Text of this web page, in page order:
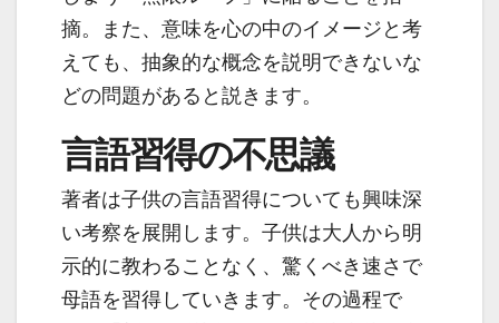
摘。また、意味を心の中のイメージと考
えても、抽象的な概念を説明できないな
どの問題があると説きます。
言語習得の不思議
著者は子供の言語習得についても興味深
い考察を展開します。子供は大人から明
示的に教わることなく、驚くべき速さで
母語を習得していきます。その過程で